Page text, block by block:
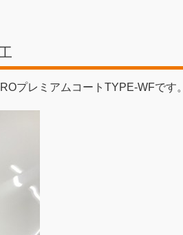
プレミアムコートTYPE-WFです。